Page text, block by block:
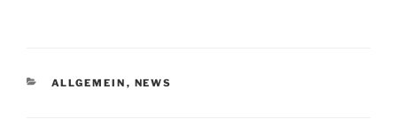
KATEGORIEN
ALLGEMEIN , NEWS